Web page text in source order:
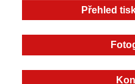
Přehled